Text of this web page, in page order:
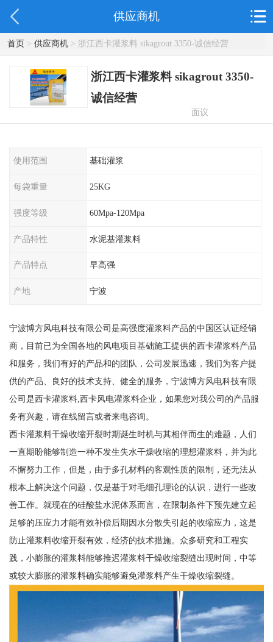
供应商机
首页> 供应商机> 浙江西卡灌浆料 sikagrout 3350-诚信经营
浙江西卡灌浆料 sikagrout 3350-
诚信经营
面议
使用范围 基础灌浆
每袋重量 25KG
强度等级 60Mpa-120Mpa
产品特性 水泥基灌浆料
产品特点 早高强
产地 宁波
宁波博方风电科技有限公司是高强度灌浆料产品的中国区认证经销
商，目前已为全国各地的风电项目基础施工提供的西卡灌浆料产品
和服务，我们有好的产品和的团队，公司发展迅速，我们为客户提
供的产品、良好的技术支持、健全的服务，宁波博方风电科技有限
公司是西卡灌浆料,西卡风电灌浆料企业，如果您对我公司的产品服
务有兴趣，请在线留言或者来电咨询。
西卡灌浆料干燥收缩开裂时期诞生时机与其相伴而生的难题，人们
一直期盼能够制造一种不发生失水干燥收缩的理想灌浆料，并为此
不懈努力工作，但是，由于多孔材料的客观性质的限制，还无法从
根本上解决这个问题，仅是基于对毛细孔理论的认识，进行一些改
善工作。就现在的硅酸盐水泥体系而言，在限制条件下预先建立起
足够的压应力才能有效补偿后期因水分散失引起的收缩应力，这是
防止灌浆料收缩开裂有效，经济的技术措施。众多研究和工程实
践，小膨胀的灌浆料能够推迟灌浆料干燥收缩裂缝出现时间，中等
或较大膨胀的灌浆料确实能够避免灌浆料产生干燥收缩裂缝。